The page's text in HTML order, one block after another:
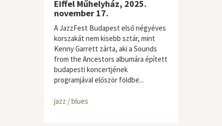
Eiffel Műhelyház, 2025.
november 17.
A JazzFest Budapest első négyéves
korszakát nem kisebb sztár, mint
Kenny Garrett zárta, aki a Sounds
from the Ancestors albumára épített
budapesti koncertjének
programjával először földbe...
jazz / blues